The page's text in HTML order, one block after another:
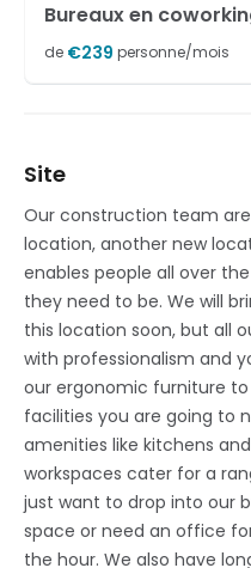
Bureaux en
de €239 personne/mois
Site
Our construction team
location, another new
enables people all over
they need to be. We will
this location soon, but all
with professionalism and
our ergonomic furniture
facilities you are going to
amenities like kitchens
workspaces cater for a
just want to drop into our
space or need an office
the hour. We also have